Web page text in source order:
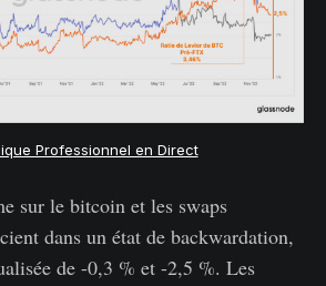
Professionnel en Direct
sur le bitcoin et les swaps
dans un état de backwardation,
de -0,3 % et -2,5 %. Les